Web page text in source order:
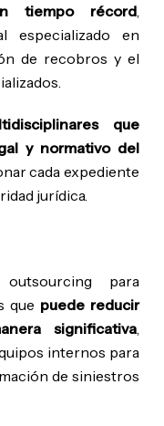
tiempo récord,
especializado en
de recobros y el
que
y normativo del
cada expediente
jurídica.
para
que puede reducir
significativa,
internos para
de siniestros